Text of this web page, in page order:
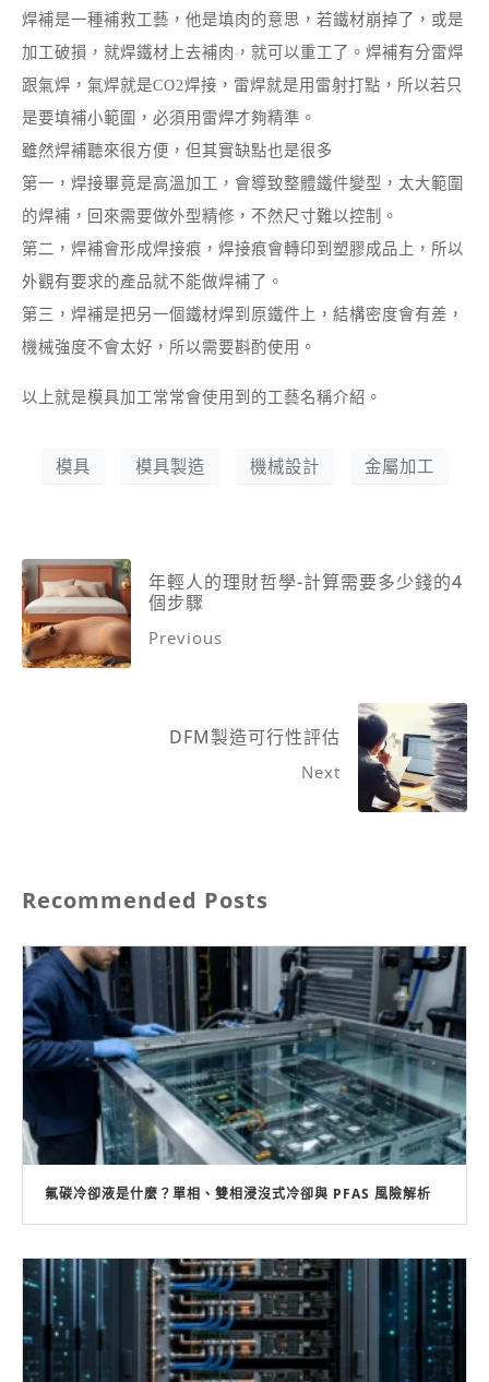
焊補是一種補救工藝，他是填肉的意思，若鐵材崩掉了，或是
加工破損，就焊鐵材上去補肉，就可以重工了。焊補有分雷焊
跟氣焊，氣焊就是CO2焊接，雷焊就是用雷射打點，所以若只
是要填補小範圍，必須用雷焊才夠精準。
雖然焊補聽來很方便，但其實缺點也是很多
第一，焊接畢竟是高溫加工，會導致整體鐵件變型，太大範圍
的焊補，回來需要做外型精修，不然尺寸難以控制。
第二，焊補會形成焊接痕，焊接痕會轉印到塑膠成品上，所以
外觀有要求的產品就不能做焊補了。
第三，焊補是把另一個鐵材焊到原鐵件上，結構密度會有差，
機械強度不會太好，所以需要斟酌使用。
以上就是模具加工常常會使用到的工藝名稱介紹。
模具 模具製造 機械設計 金屬加工
年輕人的理財哲學-計算需要多少錢的4
個步驟
Previous
DFM製造可行性評估
Next
Recommended Posts
氟碳冷卻液是什麼？單相、雙相浸沒式冷卻與 PFAS 風險解析